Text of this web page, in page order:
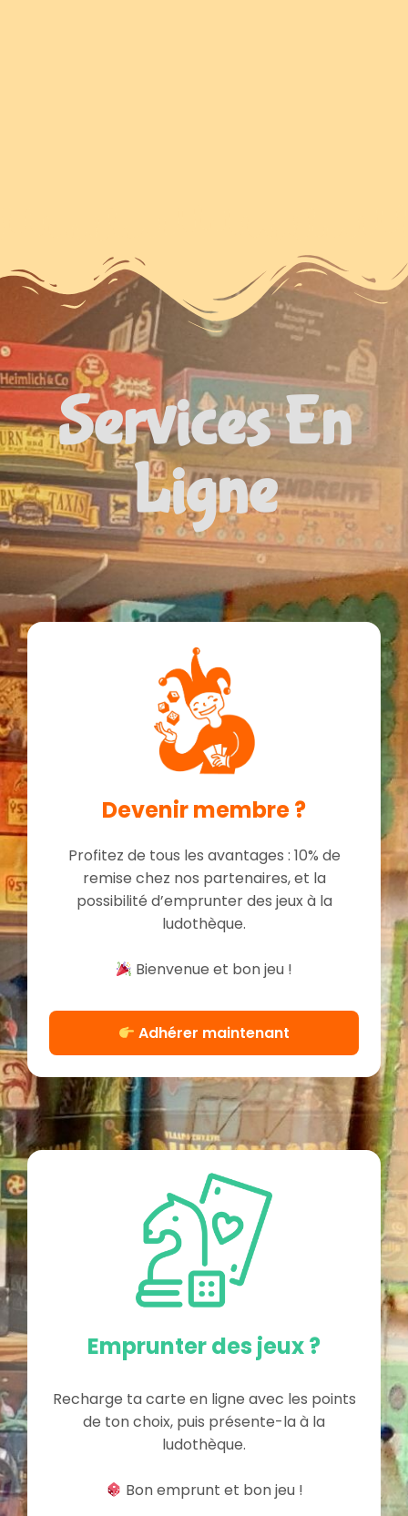
Services En
Ligne
Devenir membre ?
Profitez de tous les avantages : 10% de
remise chez nos partenaires, et la
possibilité d’emprunter des jeux à la
ludothèque.
Bienvenue et bon jeu !
Adhérer maintenant
Emprunter des jeux ?
Recharge ta carte en ligne avec les points
de ton choix, puis présente-la à la
ludothèque.
Bon emprunt et bon jeu !